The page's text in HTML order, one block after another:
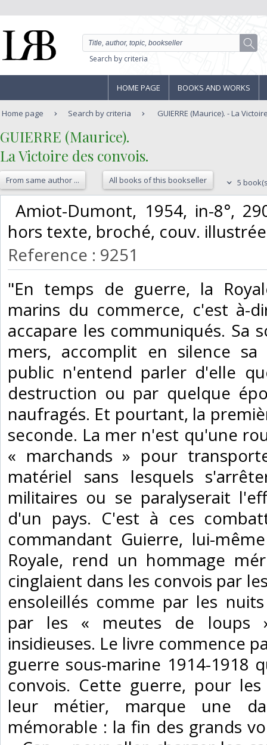
Search by criteria
HOME PAGE BOOKS AND WORKS
Home page Search by criteria GUIERRE (Maurice). - La
‎GUIERRE (Maurice).‎
‎La Victoire des convois.‎
From same author ... All books of this bookseller 5
Amiot-Dumont, 1954, in-8°,
hors texte, broché, couv.
Reference : 9251
‎"En temps de guerre, la
marins du commerce, c'est à-
accapare les communiqués. Sa
mers, accomplit en silence
public n'entend parler d'elle
destruction ou par quelque
naufragés. Et pourtant, la
seconde. La mer n'est qu'une
« marchands » pour
matériel sans lesquels
militaires ou se paralyserait
d'un pays. C'est à ces
commandant Guierre, lui-
Royale, rend un hommage
cinglaient dans les convois par
ensoleillés comme par les
par les « meutes de loups
insidieuses. Le livre commence
guerre sous-marine 1914-1918
convois. Cette guerre, pour
leur métier, marque une
mémorable : la fin des grands